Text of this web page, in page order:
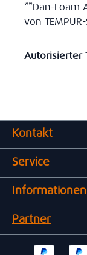
**Dan-Foam
von
Autorisierter
Kontakt
Service
Informationen
Partner